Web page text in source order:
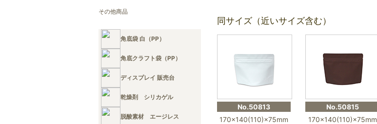
その他商品
角底袋 白（PP）
角底クラフト袋（PP）
ディスプレイ 販売台
乾燥剤 シリカゲル
脱酸素材 エージレス
同サイズ（近いサイズ含む）
No.50813
170×140(110)×75mm
No.50815
170×140(110)×75mm